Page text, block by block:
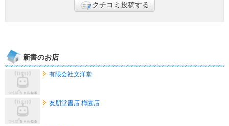
クチコミ投稿する
新書のお店
有限会社文洋堂
友朋堂書店 梅園店